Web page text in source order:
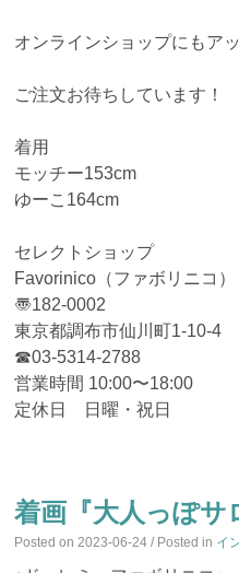
オンラインショップにもア
ご注文お待ちしています！
着用
モッチー153cm
ゆーこ164cm
セレクトショップ
Favorinico（ファボリニコ）
〠182-0002
東京都調布市仙川町1-10-4
☎︎03-5314-2788
営業時間 10:00〜18:00
定休日 日曜・祝日
着画『大人っぽサ
Posted on 2023-06-24 / Posted in イ